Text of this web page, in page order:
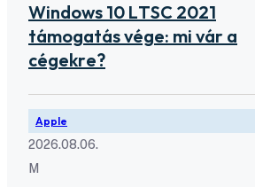
Windows 10 LTSC 2021
támogatás vége: mi vár a
cégekre?
Apple
2026.08.06.
M